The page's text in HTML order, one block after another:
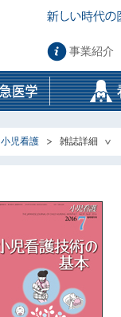
事業紹介
小児看護 雑誌詳細